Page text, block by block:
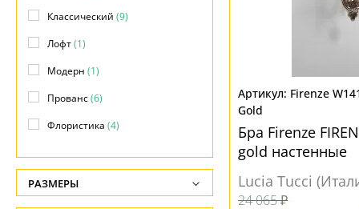
Firenze
Gold
Бра Firenze
gold настенные
Lucia Tucci
24 065 ₽
Классический (9)
Лофт(1)
Модерн (1)
Прованс(6)
Флористика (4)
РАЗМЕРЫ